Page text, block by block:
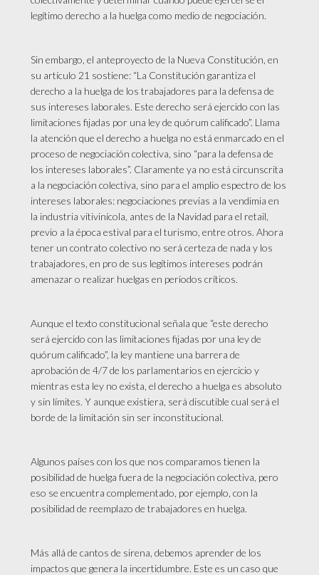
legítimo derecho a la huelga como medio de negociación.
Sin embargo, el anteproyecto de la Nueva Constitución, en
su artículo 21 sostiene: “La Constitución garantiza el
derecho a la huelga de los trabajadores para la defensa de
sus intereses laborales. Este derecho será ejercido con las
limitaciones fijadas por una ley de quórum calificado”. Llama
la atención que el derecho a huelga no está enmarcado en el
proceso de negociación colectiva, sino “para la defensa de
los intereses laborales”. Claramente ya no está circunscrita
a la negociación colectiva, sino para el amplio espectro de los
intereses laborales: negociaciones previas a la vendimia en
la industria vitivinícola, antes de la Navidad para el retail,
previo a la época estival para el turismo, entre otros. Ahora
tener un contrato colectivo no será certeza de nada y los
trabajadores, en pro de sus legítimos intereses podrán
amenazar o realizar huelgas en periodos críticos.
Aunque el texto constitucional señala que “este derecho
será ejercido con las limitaciones fijadas por una ley de
quórum calificado”, la ley mantiene una barrera de
aprobación de 4/7 de los parlamentarios en ejercicio y
mientras esta ley no exista, el derecho a huelga es absoluto
y sin límites. Y aunque existiera, será discutible cual será el
borde de la limitación sin ser inconstitucional.
Algunos países con los que nos comparamos tienen la
posibilidad de huelga fuera de la negociación colectiva, pero
eso se encuentra complementado, por ejemplo, con la
posibilidad de reemplazo de trabajadores en huelga.
Más allá de cantos de sirena, debemos aprender de los
impactos que genera la incertidumbre. Este es un caso que